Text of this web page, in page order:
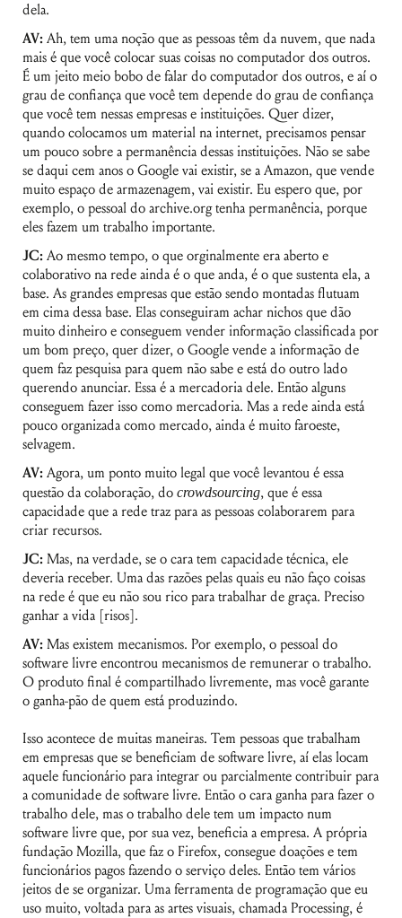
dela.
AV: Ah, tem uma noção que as pessoas têm da nuvem, que nada
mais é que você colocar suas coisas no computador dos outros.
É um jeito meio bobo de falar do computador dos outros, e aí o
grau de confiança que você tem depende do grau de confiança
que você tem nessas empresas e instituições. Quer dizer,
quando colocamos um material na internet, precisamos pensar
um pouco sobre a permanência dessas instituições. Não se sabe
se daqui cem anos o Google vai existir, se a Amazon, que vende
muito espaço de armazenagem, vai existir. Eu espero que, por
exemplo, o pessoal do archive.org tenha permanência, porque
eles fazem um trabalho importante.
JC:Ao mesmo tempo, o que orginalmente era aberto e
colaborativo na rede ainda é o que anda, é o que sustenta ela, a
base. As grandes empresas que estão sendo montadas flutuam
em cima dessa base. Elas conseguiram achar nichos que dão
muito dinheiro e conseguem vender informação classificada por
um bom preço, quer dizer, o Google vende a informação de
quem faz pesquisa para quem não sabe e está do outro lado
querendo anunciar. Essa é a mercadoria dele. Então alguns
conseguem fazer isso como mercadoria. Mas a rede ainda está
pouco organizada como mercado, ainda é muito faroeste,
selvagem.
AV: Agora, um ponto muito legal que você levantou é essa
questão da colaboração, docrowdsourcing, que é essa
capacidade que a rede traz para as pessoas colaborarem para
criar recursos.
JC: Mas, na verdade, se o cara tem capacidade técnica, ele
deveria receber. Uma das razões pelas quais eu não faço coisas
na rede é que eu não sou rico para trabalhar de graça. Preciso
ganhar a vida [risos].
AV: Mas existem mecanismos. Por exemplo, o pessoal do
software livre encontrou mecanismos de remunerar o trabalho.
O produto final é compartilhado livremente, mas você garante
o ganha-pão de quem está produzindo.
Isso acontece de muitas maneiras. Tem pessoas que trabalham
em empresas que se beneficiam de software livre, aí elas locam
aquele funcionário para integrar ou parcialmente contribuir para
a comunidade de software livre. Então o cara ganha para fazer o
trabalho dele, mas o trabalho dele tem um impacto num
software livre que, por sua vez, beneficia a empresa. A própria
fundação Mozilla, que faz o Firefox, consegue doações e tem
funcionários pagos fazendo o serviço deles. Então tem vários
jeitos de se organizar. Uma ferramenta de programação que eu
uso muito, voltada para as artes visuais, chamada Processing, é